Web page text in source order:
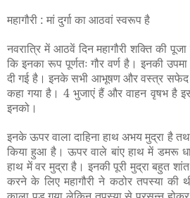
महागौरी : मां दुर्गा का आठवां स्वरूप है
नवरात्रि में आठवें दिन महागौरी शक्ति की
कि इनका रूप पूर्णतः गौर वर्ण है। इनकी
दी गई है। इनके सभी आभूषण और वस्त्र सफेद
कहा गया है। 4 भुजाएं हैं और वाहन वृषभ है
इनको।
इनके ऊपर वाला दाहिना हाथ अभय मुद्रा है
किया हुआ है। ऊपर वाले बांए हाथ में डमरू
हाथ में वर मुद्रा है। इनकी पूरी मुद्रा बहुत
करने के लिए महागौरी ने कठोर तपस्या की